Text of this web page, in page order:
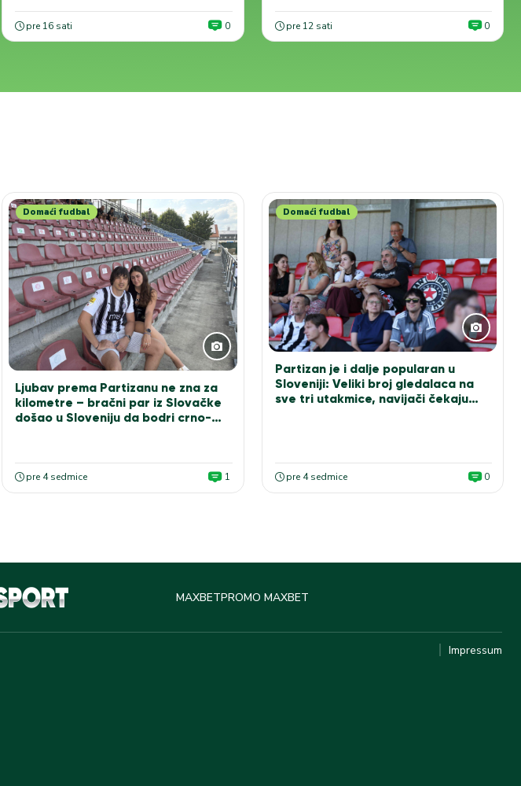
pre 16 sati 0 pre 12 sati 0
Domaći fudbal
Ljubav prema Partizanu ne zna za
kilometre – bračni par iz Slovačke
došao u Sloveniju da bodri crno-
pre 4 sedmice 1
Domaći fudbal
Partizan je i dalje popularan u
Sloveniji: Veliki broj gledalaca na
sve tri utakmice, navijači čekaju
pre 4 sedmice 0
MAXBETPROMO MAXBET
Impressum